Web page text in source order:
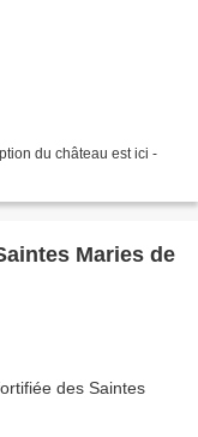
du château est ici -
Maries de